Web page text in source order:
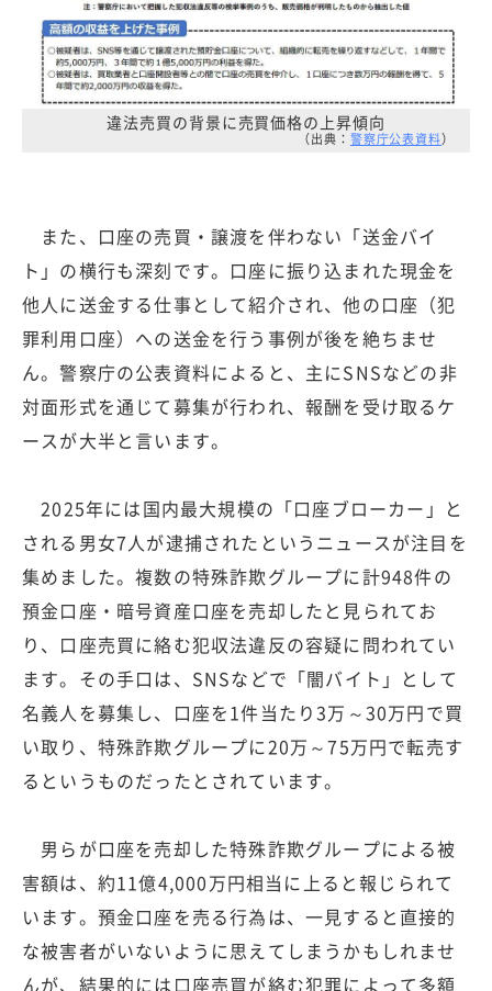
違法売買の背景に売買価格の上昇傾向
（出典： 警察庁公表資料）
また、口座の売買・譲渡を伴わない「送金バイ
ト」の横行も深刻です。口座に振り込まれた現金を
他人に送金する仕事として紹介され、他の口座（犯
罪利用口座）への送金を行う事例が後を絶ちませ
ん。警察庁の公表資料によると、主にSNSなどの非
対面形式を通じて募集が行われ、報酬を受け取るケ
ースが大半と言います。
2025年には国内最大規模の「口座ブローカー」と
される男女7人が逮捕されたというニュースが注目を
集めました。複数の特殊詐欺グループに計948件の
預金口座・暗号資産口座を売却したと見られてお
り、口座売買に絡む犯収法違反の容疑に問われてい
ます。その手口は、SNSなどで「闇バイト」として
名義人を募集し、口座を1件当たり3万～30万円で買
い取り、特殊詐欺グループに20万～75万円で転売す
るというものだったとされています。
男らが口座を売却した特殊詐欺グループによる被
害額は、約11億4,000万円相当に上ると報じられて
います。預金口座を売る行為は、一見すると直接的
な被害者がいないように思えてしまうかもしれませ
んが、結果的には口座売買が絡む犯罪によって多額